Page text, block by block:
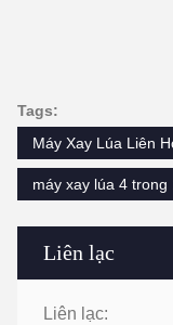
Liên lạc
Liên lạc:
Tags:
Máy Xay Lúa Liên
máy xay lúa 4 trong